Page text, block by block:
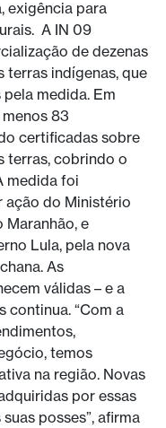
exigência para
A IN 09
de dezenas
terras indígenas, que
medida. Em
83
certificadas sobre
terras, cobrindo o
medida foi
ação do Ministério
Maranhão, e
Lula, pela nova
As
válidas – e a
continua. “Com a
temos
na região. Novas
por essas
posses”, afirma